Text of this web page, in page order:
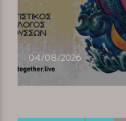
04/08/2026